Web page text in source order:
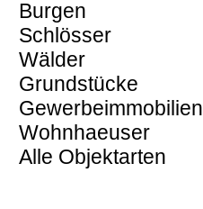
Burgen
Schlösser
Wälder
Grundstücke
Gewerbeimmobilien
Wohnhaeuser
Alle Objektarten